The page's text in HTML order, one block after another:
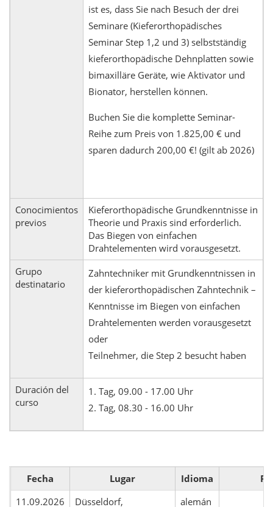
ist es, dass Sie nach Besuch der drei
Seminare (Kieferorthopädisches
Seminar Step 1,2 und 3) selbstständig
kieferorthopädische Dehnplatten sowie
bimaxilläre Geräte, wie Aktivator und
Bionator, herstellen können.
Buchen Sie die komplette Seminar-
Reihe zum Preis von 1.825,00 € und
sparen dadurch 200,00 €! (gilt ab 2026)
Conocimientos
previos
Kieferorthopädische Grundkenntnisse in
Theorie und Praxis sind erforderlich.
Das Biegen von einfachen
Drahtelementen wird vorausgesetzt.
Grupo
destinatario
Zahntechniker mit Grundkenntnissen in
der kieferorthopädischen Zahntechnik –
Kenntnisse im Biegen von einfachen
Drahtelementen werden vorausgesetzt
oder
Teilnehmer, die Step 2 besucht haben
Duración del
curso
1. Tag, 09.00 - 17.00 Uhr
2. Tag, 08.30 - 16.00 Uhr
Fecha Lugar Idioma
11.09.2026
Düsseldorf, alemán